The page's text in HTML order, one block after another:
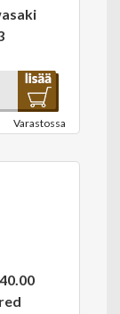
Varastossa